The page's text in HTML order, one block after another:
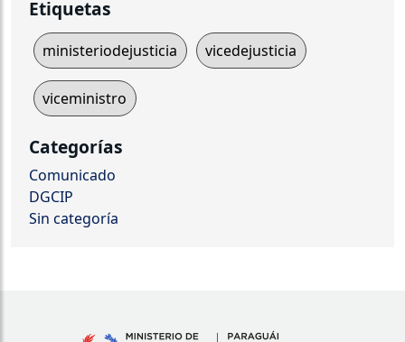
Etiquetas
ministeriodejusticia vicedejusticia
viceministro
Categorías
Comunicado
DGCIP
Sin categoría